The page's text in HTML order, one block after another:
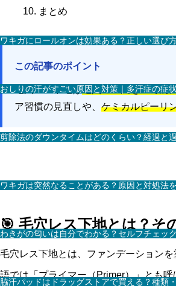
ワキガにロールオンは効果ある？正しい選び
おしりの汗がすごい原因と対策｜多汗症の症
剪除法のダウンタイムはどのくらい？経過と
ワキガは突然なることがある？原因と対処法
わきがの匂いは自分でわかる？セルフチェッ
脇汗パッドはドラッグストアで買える？種類
まとめ
この記事のポイント
毛穴レス下地は毛穴の凹凸を一時的
ア習慣の見直しや、 ケミカルピーリ
🎯 毛穴レス下地とは？そ
毛穴レス下地とは、ファンデーション
語では「プライマー（Primer）」とも呼